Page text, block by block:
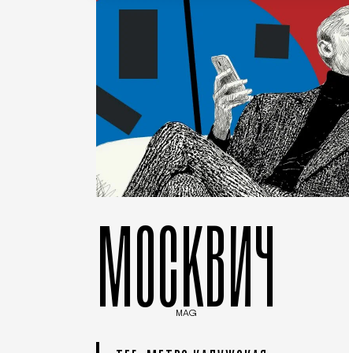
МОСКВИЧ
MAG